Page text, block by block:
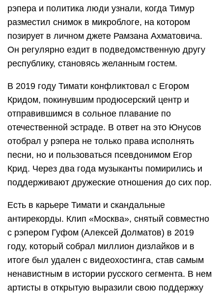
рэпера и политика люди узнали, когда Тимур
разместил снимок в микроблоге, на котором
позирует в личном джете Рамзана Ахматовича.
Он регулярно ездит в подведомственную другу
республику, становясь желанным гостем.
В 2019 году Тимати конфликтовал с Егором
Кридом, покинувшим продюсерский центр и
отправившимся в сольное плавание по
отечественной эстраде. В ответ на это Юнусов
отобрал у рэпера не только права исполнять
песни, но и пользоваться псевдонимом Егор
Крид. Через два года музыканты помирились и
поддерживают дружеские отношения до сих пор.
Есть в карьере Тимати и скандальные
антирекорды. Клип «Москва», снятый совместно
с рэпером Гуфом (Алексей Долматов) в 2019
году, который собрал миллион дизлайков и в
итоге был удален с видеохостинга, став самым
ненавистным в истории русского сегмента. В нем
артисты в открытую выразили свою поддержку